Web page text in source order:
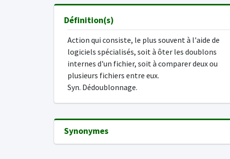
Définition(s)
Action qui consiste, le plus souvent à l'aide de
logiciels spécialisés, soit à ôter les doublons
internes d'un fichier, soit à comparer deux ou
plusieurs fichiers entre eux.
Syn. Dédoublonnage.
Synonymes